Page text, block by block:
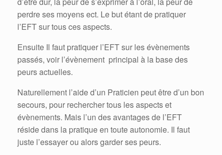
perdre ses moyens ect. Le but étant de pratiquer
l’EFT sur tous ces aspects.
Ensuite Il faut pratiquer l’EFT sur les évènements
passés, voir l’évènement principal à la base des
peurs actuelles.
Naturellement l’aide d’un Praticien peut être d’un bon
secours, pour rechercher tous les aspects et
évènements. Mais l’un des avantages de l’EFT
réside dans la pratique en toute autonomie. Il faut
juste l’essayer ou alors garder ses peurs.